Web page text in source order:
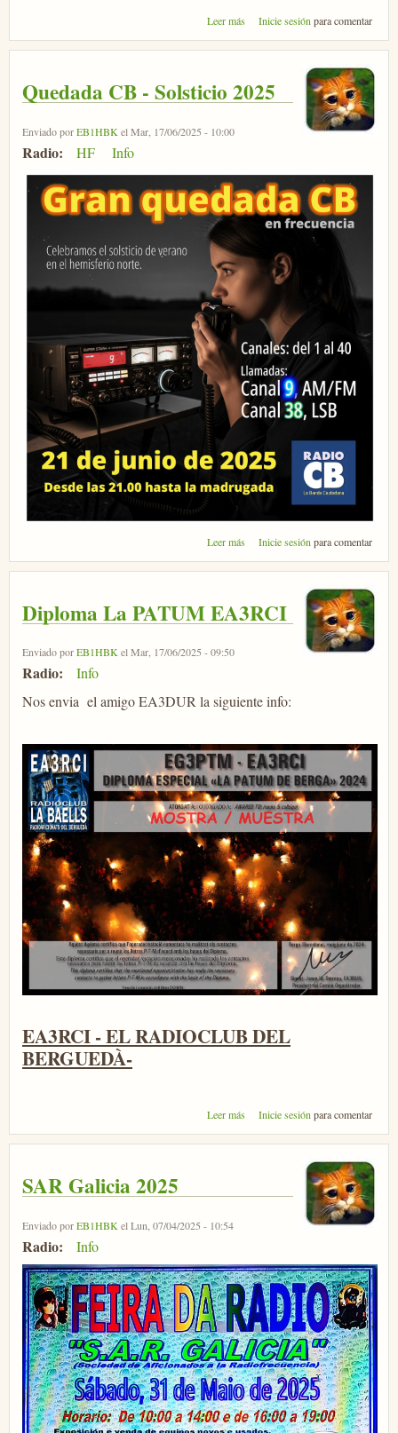
Leer más sobre Merca-Radio Fene 2025
Inicie sesión para comentar
Quedada CB - Solsticio 2025
Enviado porEB1HBK el Mar, 17/06/2025 - 10:00
Radio: HF Info
Leer más sobre Quedada CB - Solsticio
Inicie sesión para comentar
Diploma La PATUM EA3RCI
Enviado porEB1HBK el Mar, 17/06/2025 - 09:50
Radio:
Info
Nos envia el amigo EA3DUR la siguiente info:
EA3RCI - EL RADIOCLUB DEL
BERGUEDÀ-
Leer más sobre Diploma La PATUM
Inicie sesión para comentar
SAR Galicia 2025
Enviado porEB1HBK el Lun, 07/04/2025 - 10:54
Radio: Info